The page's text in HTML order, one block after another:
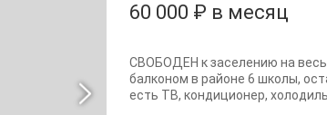
60 000 ₽ в месяц
СВОБОДЕН к заселению на
балконом в районе 6 школы,
есть ТВ, кондиционер,